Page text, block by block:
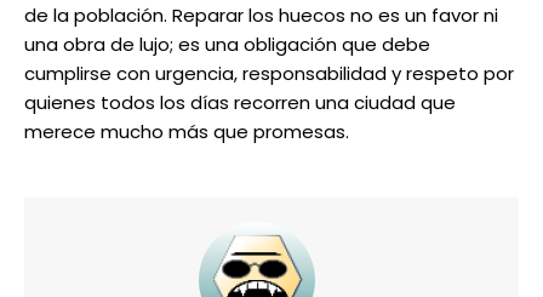
de la población. Reparar los huecos no es un favor ni
una obra de lujo; es una obligación que debe
cumplirse con urgencia, responsabilidad y respeto por
quienes todos los días recorren una ciudad que
merece mucho más que promesas.